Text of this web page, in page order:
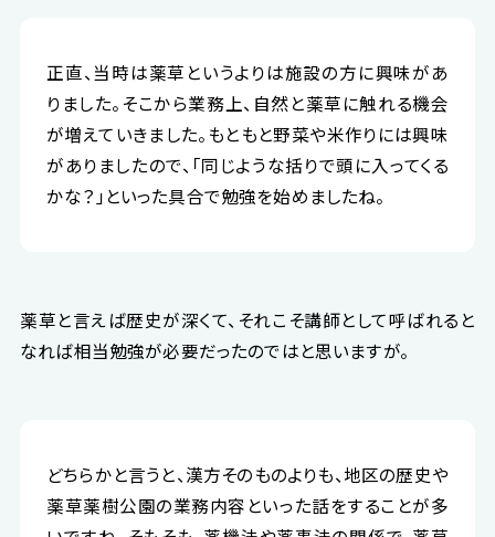
正直、当時は薬草というよりは施設の方に興味があ
りました。そこから業務上、自然と薬草に触れる機会
が増えていきました。もともと野菜や米作りには興味
がありましたので、「同じような括りで頭に入ってくる
かな？」といった具合で勉強を始めましたね。
薬草と言えば歴史が深くて、それこそ講師として呼ばれると
なれば相当勉強が必要だったのではと思いますが。
どちらかと言うと、漢方そのものよりも、地区の歴史や
薬草薬樹公園の業務内容といった話をすることが多